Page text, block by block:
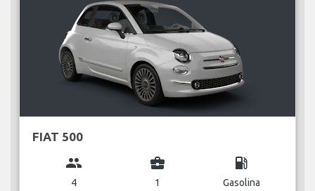
FIAT 500
group
4
business_center
1
local_gas_station
Gasolina